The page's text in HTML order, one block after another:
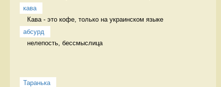
кава
Кава - это кофе, только на украинском языке
абсурд
нелепость, бессмыслица
Таранька